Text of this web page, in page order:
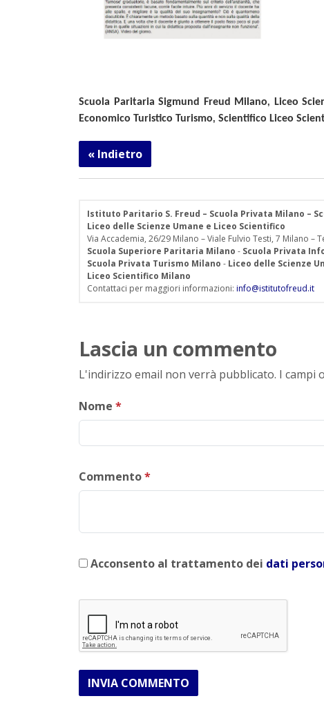
Scuola Paritaria Sigmund Freud Milano, Liceo
Economico Turistico Turismo, Scientifico Liceo
« Indietro
Istituto Paritario S. Freud – Scuola Privata Milano –
Liceo delle Scienze Umane e Liceo Scientifico
Via Accademia, 26/29 Milano – Viale Fulvio Testi, 7 Milano –
Scuola Superiore Paritaria Milano - Scuola Privata
Scuola Privata Turismo Milano - Liceo delle Scienze
Liceo Scientifico Milano
Contattaci per maggiori informazioni: info@istitutofreud.it
Lascia un commento
L'indirizzo email non verrà pubblicato. I
Nome *
Commento*
Acconsento al trattamento dei dati
INVIA COMMENTO